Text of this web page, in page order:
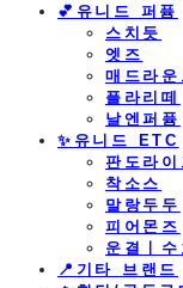
💕유니드 퍼퓸
스치듯
엣즈
매드라운
플라리떼
날엔퍼퓸
​✨유니드 ETC
판도라이
착소스
말랑두두
피어몬즈
운결ㅣ수
📍기타 브랜드